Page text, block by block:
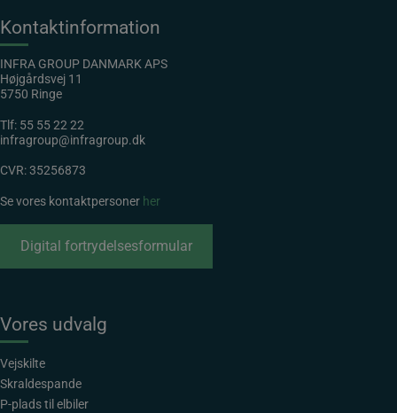
Kontaktinformation
INFRA GROUP DANMARK APS
Højgårdsvej 11
5750 Ringe
Tlf: 55 55 22 22
infragroup@infragroup.dk
CVR: 35256873
Se vores kontaktpersoner her
Digital fortrydelsesformular
Vores udvalg
Vejskilte
Skraldespande
P-plads til elbiler